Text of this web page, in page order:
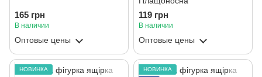
165 грн
В наличии
Оптовые цены
119 грн
В наличии
Оптовые цены
НОВИНКА
НОВИНКА